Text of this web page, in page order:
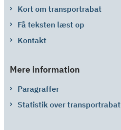
Kort om transportrabat
Få teksten læst op
Kontakt
Mere information
Paragraffer
Statistik over transportrabat